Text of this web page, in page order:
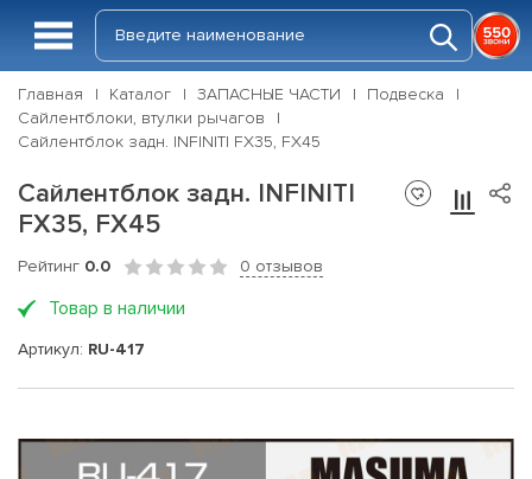
Главная Каталог ЗАПАСНЫЕ ЧАСТИ
Подвеска
Сайлентблоки, втулки рычагов
Сайлентблок задн. INFINITI FX35, FX45
Сайлентблок задн. INFINITI
FX35, FX45
Рейтинг 0.0 0 отзывов
Товар в наличии
Артикул: RU-417